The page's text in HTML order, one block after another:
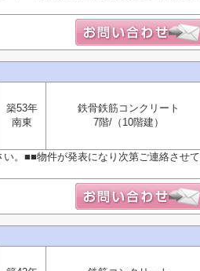
築53年
南東
鉄骨鉄筋コンクリート
7階/（10階建）
。■■物件が発表になり次第ご連絡させて